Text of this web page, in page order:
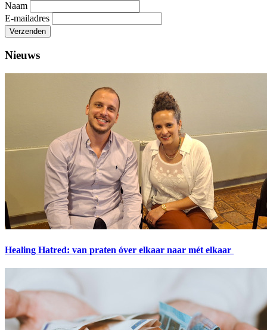
Naam
E-mailadres
Verzenden
Nieuws
Healing Hatred: van praten óver elkaar naar mét elkaar